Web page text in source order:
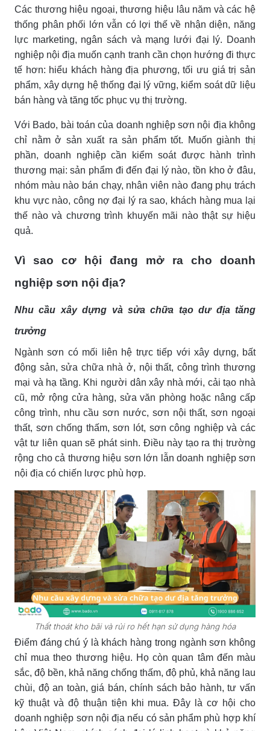
Các thương hiệu ngoại, thương hiệu lâu năm và các hệ
thống phân phối lớn vẫn có lợi thế về nhận diện, năng
lực marketing, ngân sách và mạng lưới đại lý. Doanh
nghiệp nội địa muốn cạnh tranh cần chọn hướng đi thực
tế hơn: hiểu khách hàng địa phương, tối ưu giá trị sản
phẩm, xây dựng hệ thống đại lý vững, kiểm soát dữ liệu
bán hàng và tăng tốc phục vụ thị trường.
Với Bado, bài toán của doanh nghiệp sơn nội địa không
chỉ nằm ở sản xuất ra sản phẩm tốt. Muốn giành thị
phần, doanh nghiệp cần kiểm soát được hành trình
thương mại: sản phẩm đi đến đại lý nào, tồn kho ở đâu,
nhóm màu nào bán chạy, nhân viên nào đang phụ trách
khu vực nào, công nợ đại lý ra sao, khách hàng mua lại
thế nào và chương trình khuyến mãi nào thật sự hiệu
quả.
Vì sao cơ hội đang mở ra cho doanh
nghiệp sơn nội địa?
Nhu cầu xây dựng và sửa chữa tạo dư địa tăng
trưởng
Ngành sơn có mối liên hệ trực tiếp với xây dựng, bất
động sản, sửa chữa nhà ở, nội thất, công trình thương
mại và hạ tầng. Khi người dân xây nhà mới, cải tạo nhà
cũ, mở rộng cửa hàng, sửa văn phòng hoặc nâng cấp
công trình, nhu cầu sơn nước, sơn nội thất, sơn ngoại
thất, sơn chống thấm, sơn lót, sơn công nghiệp và các
vật tư liên quan sẽ phát sinh. Điều này tạo ra thị trường
rộng cho cả thương hiệu sơn lớn lẫn doanh nghiệp sơn
nội địa có chiến lược phù hợp.
Thất thoát kho bãi và rủi ro hết hạn sử dụng hàng hóa
Điểm đáng chú ý là khách hàng trong ngành sơn không
chỉ mua theo thương hiệu. Họ còn quan tâm đến màu
sắc, độ bền, khả năng chống thấm, độ phủ, khả năng lau
chùi, độ an toàn, giá bán, chính sách bảo hành, tư vấn
kỹ thuật và độ thuận tiện khi mua. Đây là cơ hội cho
doanh nghiệp sơn nội địa nếu có sản phẩm phù hợp khí